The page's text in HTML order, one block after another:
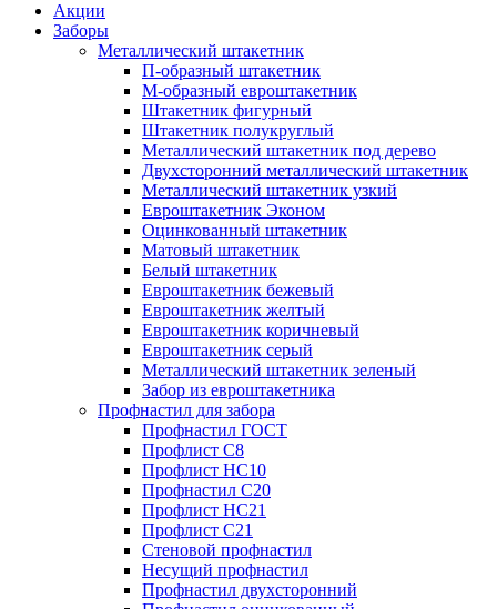
Акции
Заборы
Металлический штакетник
П-образный штакетник
М-образный евроштакетник
Штакетник фигурный
Штакетник полукруглый
Металлический штакетник под дерево
Двухсторонний металлический штакетник
Металлический штакетник узкий
Евроштакетник Эконом
Оцинкованный штакетник
Матовый штакетник
Белый штакетник
Евроштакетник бежевый
Евроштакетник желтый
Евроштакетник коричневый
Евроштакетник серый
Металлический штакетник зеленый
Забор из евроштакетника
Профнастил для забора
Профнастил ГОСТ
Профлист С8
Профлист НС10
Профнастил С20
Профлист НС21
Профлист С21
Стеновой профнастил
Несущий профнастил
Профнастил двухсторонний